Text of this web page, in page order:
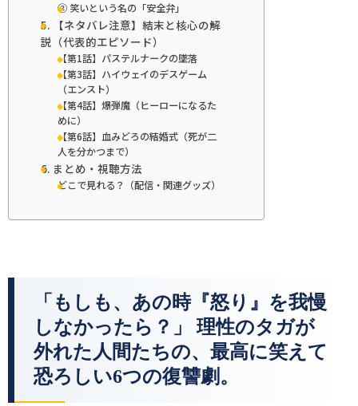
② 笑いという名の「安全弁」
5. 【ネタバレ注意】結末と核心の解
説（代表的エピソード）
【第1話】パステルナークの墜落
【第3話】ハイウェイのデスゲーム
（エンスト）
【第4話】爆弾魔（ヒーローになるた
めに）
【第6話】血みどろの結婚式（死が二
人を分かつまで）
6. まとめ・視聴方法
どこで見れる？（配信・関連グッズ）
「もしも、あの時『怒り』を我慢
しなかったら？」 理性のタガが
外れた人間たちの、最高に笑えて
恐ろしい6つの復讐劇。